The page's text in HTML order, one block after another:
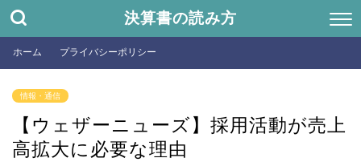
決算書の読み方
ホーム プライバシーポリシー
情報・通信
【ウェザーニューズ】採用活動が売上
高拡大に必要な理由